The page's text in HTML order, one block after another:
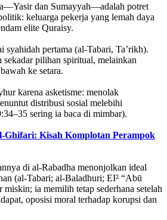
dan Sumayyah—adalah potret
keluarga pekerja yang lemah daya
elite Quraisy.
syahidah pertama (al-Tabari, Ta’rikh).
sekadar pilihan spiritual, melainkan
ke setara.
karena asketisme: menolak
distribusi sosial melebihi
sering ia baca di mimbar).
Ghifari: Kisah Komplotan Perampok
di al-Rabadha menonjolkan ideal
(al-Tabari; al-Baladhuri; EI² “Abū
ia memilih tetap sederhana setelah
oposisi moral terhadap korupsi dan